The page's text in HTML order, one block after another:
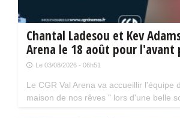
Chantal Ladesou et Kev
Arena le 18 août pour l'avant
" La maison de nos rêves "
Le 03/08/2026 - 06h51
Le CGR Val Arena va accueillir l'équipe
maison de nos rêves " lors d'une belle